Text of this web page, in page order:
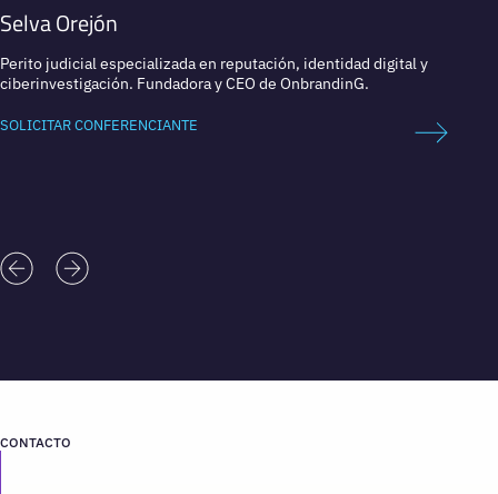
Selva Orejón
Perito judicial especializada en reputación, identidad digital y
ciberinvestigación. Fundadora y CEO de OnbrandinG.
SOLICITAR CONFERENCIANTE
CONTACTO